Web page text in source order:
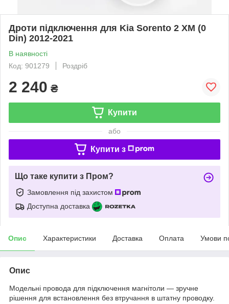
Дроти підключення для Kia Sorento 2 XM (0
Din) 2012-2021
В наявності
Код: 901279
Роздріб
2 240 ₴
Купити
або
Купити з
Що таке купити з Пром?
Замовлення під захистом
Доступна доставка
Опис Характеристики Доставка Оплата Умови
Опис
Модельні провода для підключення магнітоли — зручне
рішення для встановлення без втручання в штатну проводку.